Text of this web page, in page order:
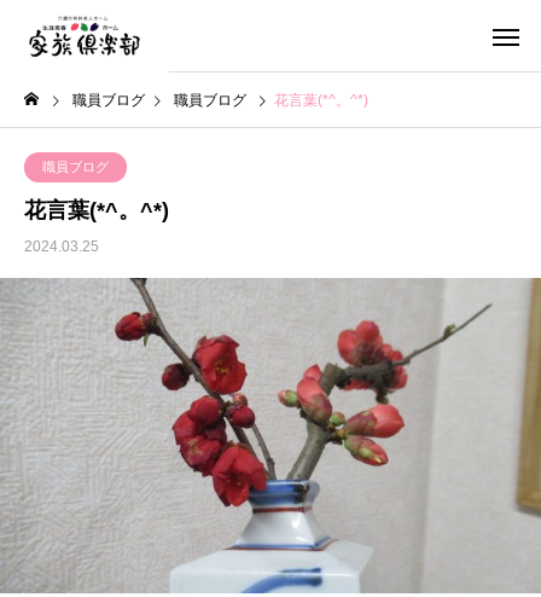
職員ブログ 職員ブログ 花言葉(*^。^*)
職員ブログ
花言葉(*^。^*)
2024.03.25